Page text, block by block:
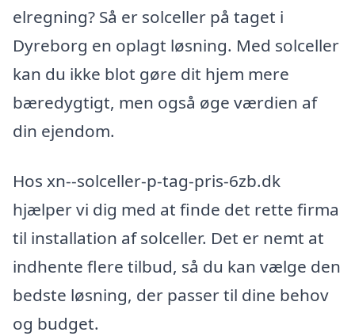
elregning? Så er solceller på taget i
Dyreborg en oplagt løsning. Med solceller
kan du ikke blot gøre dit hjem mere
bæredygtigt, men også øge værdien af
din ejendom.
Hos xn--solceller-p-tag-pris-6zb.dk
hjælper vi dig med at finde det rette firma
til installation af solceller. Det er nemt at
indhente flere tilbud, så du kan vælge den
bedste løsning, der passer til dine behov
og budget.